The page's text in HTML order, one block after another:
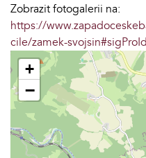
Zobrazit fotogalerii na:
https://
cile/zamek-
+
−